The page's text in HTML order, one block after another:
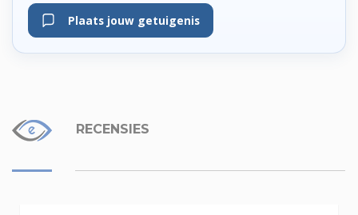
Plaats jouw getuigenis
RECENSIES